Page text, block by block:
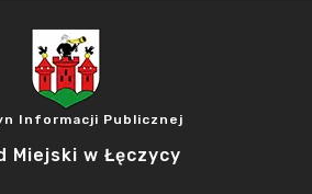
Informacji Publicznej
Miejski w Łęczycy